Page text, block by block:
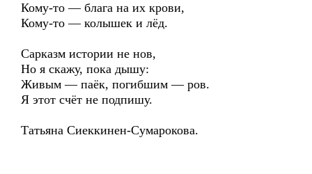
Кому-то — блага на их крови,
Кому-то — колышек и лёд.
Сарказм истории не нов,
Но я скажу, пока дышу:
Живым — паёк, погибшим — ров.
Я этот счёт не подпишу.
Татьяна Сиеккинен-Сумарокова.